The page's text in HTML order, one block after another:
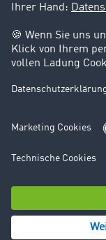
Rechtliches
Impressum
AGB